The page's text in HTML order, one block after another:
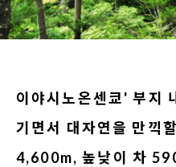
이야시노온센쿄' 부지
기면서 대자연을 만끽
4,600m, 높낮이 차